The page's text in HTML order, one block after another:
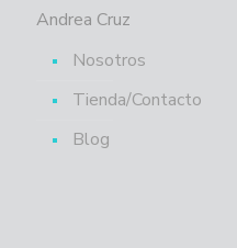
Andrea Cruz
Nosotros
Tienda/Contacto
Blog